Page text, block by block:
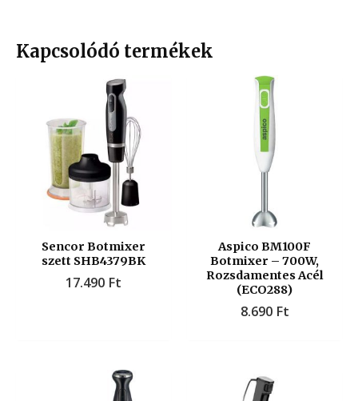
Kapcsolódó termékek
Sencor Botmixer
szett SHB4379BK
17.490 Ft
Aspico BM100F
Botmixer – 700W,
Rozsdamentes Acél
(ECO288)
8.690 Ft